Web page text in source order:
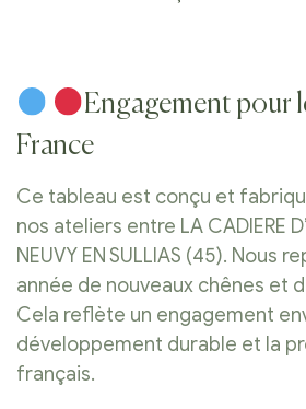
Engagement pour
France
Ce tableau est conçu et
nos ateliers entre LA CADIERE
NEUVY EN SULLIAS (45). Nous
année de nouveaux chênes et
Cela reflète un engagement
développement durable et la
français.